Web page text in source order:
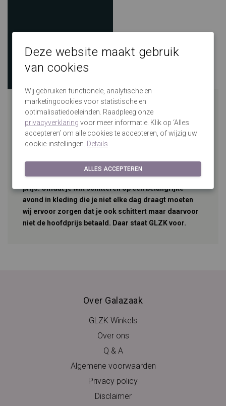
GLZK-schoenen
staat voor speciaal voor De Galazaak geselecteerde
producten die voldoen aan onze eisen van kwaliteit en
prijs. Omdat je wilt schitteren op een belangrijke
avond in kleding die je niet elke dag draagt moeten
wij ervoor zorgen dat je ook schittert maar daarvoor
niet de hoofdprijs betaald. Daar staat GLZK voor.
Over Galazaak
GLZK Winkels
Over ons
Q & A
Algemene voorwaarden
Privacy policy
Disclaimer
Deze website maakt gebruik
van cookies
Wij gebruiken functionele, analytische en
marketingcookies voor statistische en
optimalisatiedoeleinden. Raadpleeg onze
privacyverklaring voor meer informatie. Klik op ‘Alles
accepteren’ om alle cookies te accepteren, of wijzig uw
cookie-instellingen. Details
ALLES ACCEPTEREN